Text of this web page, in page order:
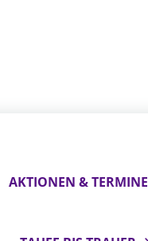
AKTIONEN & TERMINE